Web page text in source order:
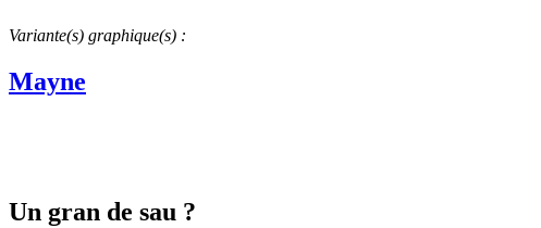
Variante(s) graphique(s) :
Mayne
Un gran de sau ?